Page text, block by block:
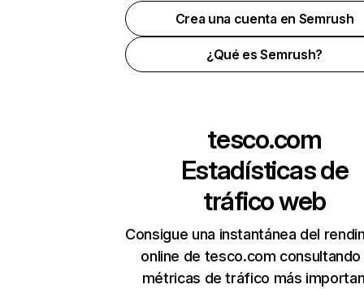
Crea una cuenta en Semrush
¿Qué es Semrush?
tesco.com
Estadísticas de
tráfico web
Consigue una instantánea del
online de tesco.com consultando
métricas de tráfico más